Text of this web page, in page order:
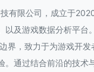
有限公司，成立于
以及游戏数据分析平
界，致力于为游戏开
。通过结合前沿的技